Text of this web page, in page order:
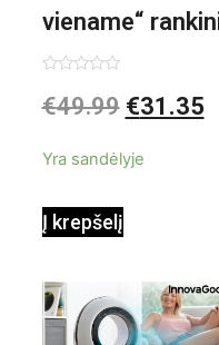
viename“
garintuvas su
0,35 L 3 Bar
1000W
0
iš
€49.99 €31.35
Yra sandėlyje
Į krepšelį